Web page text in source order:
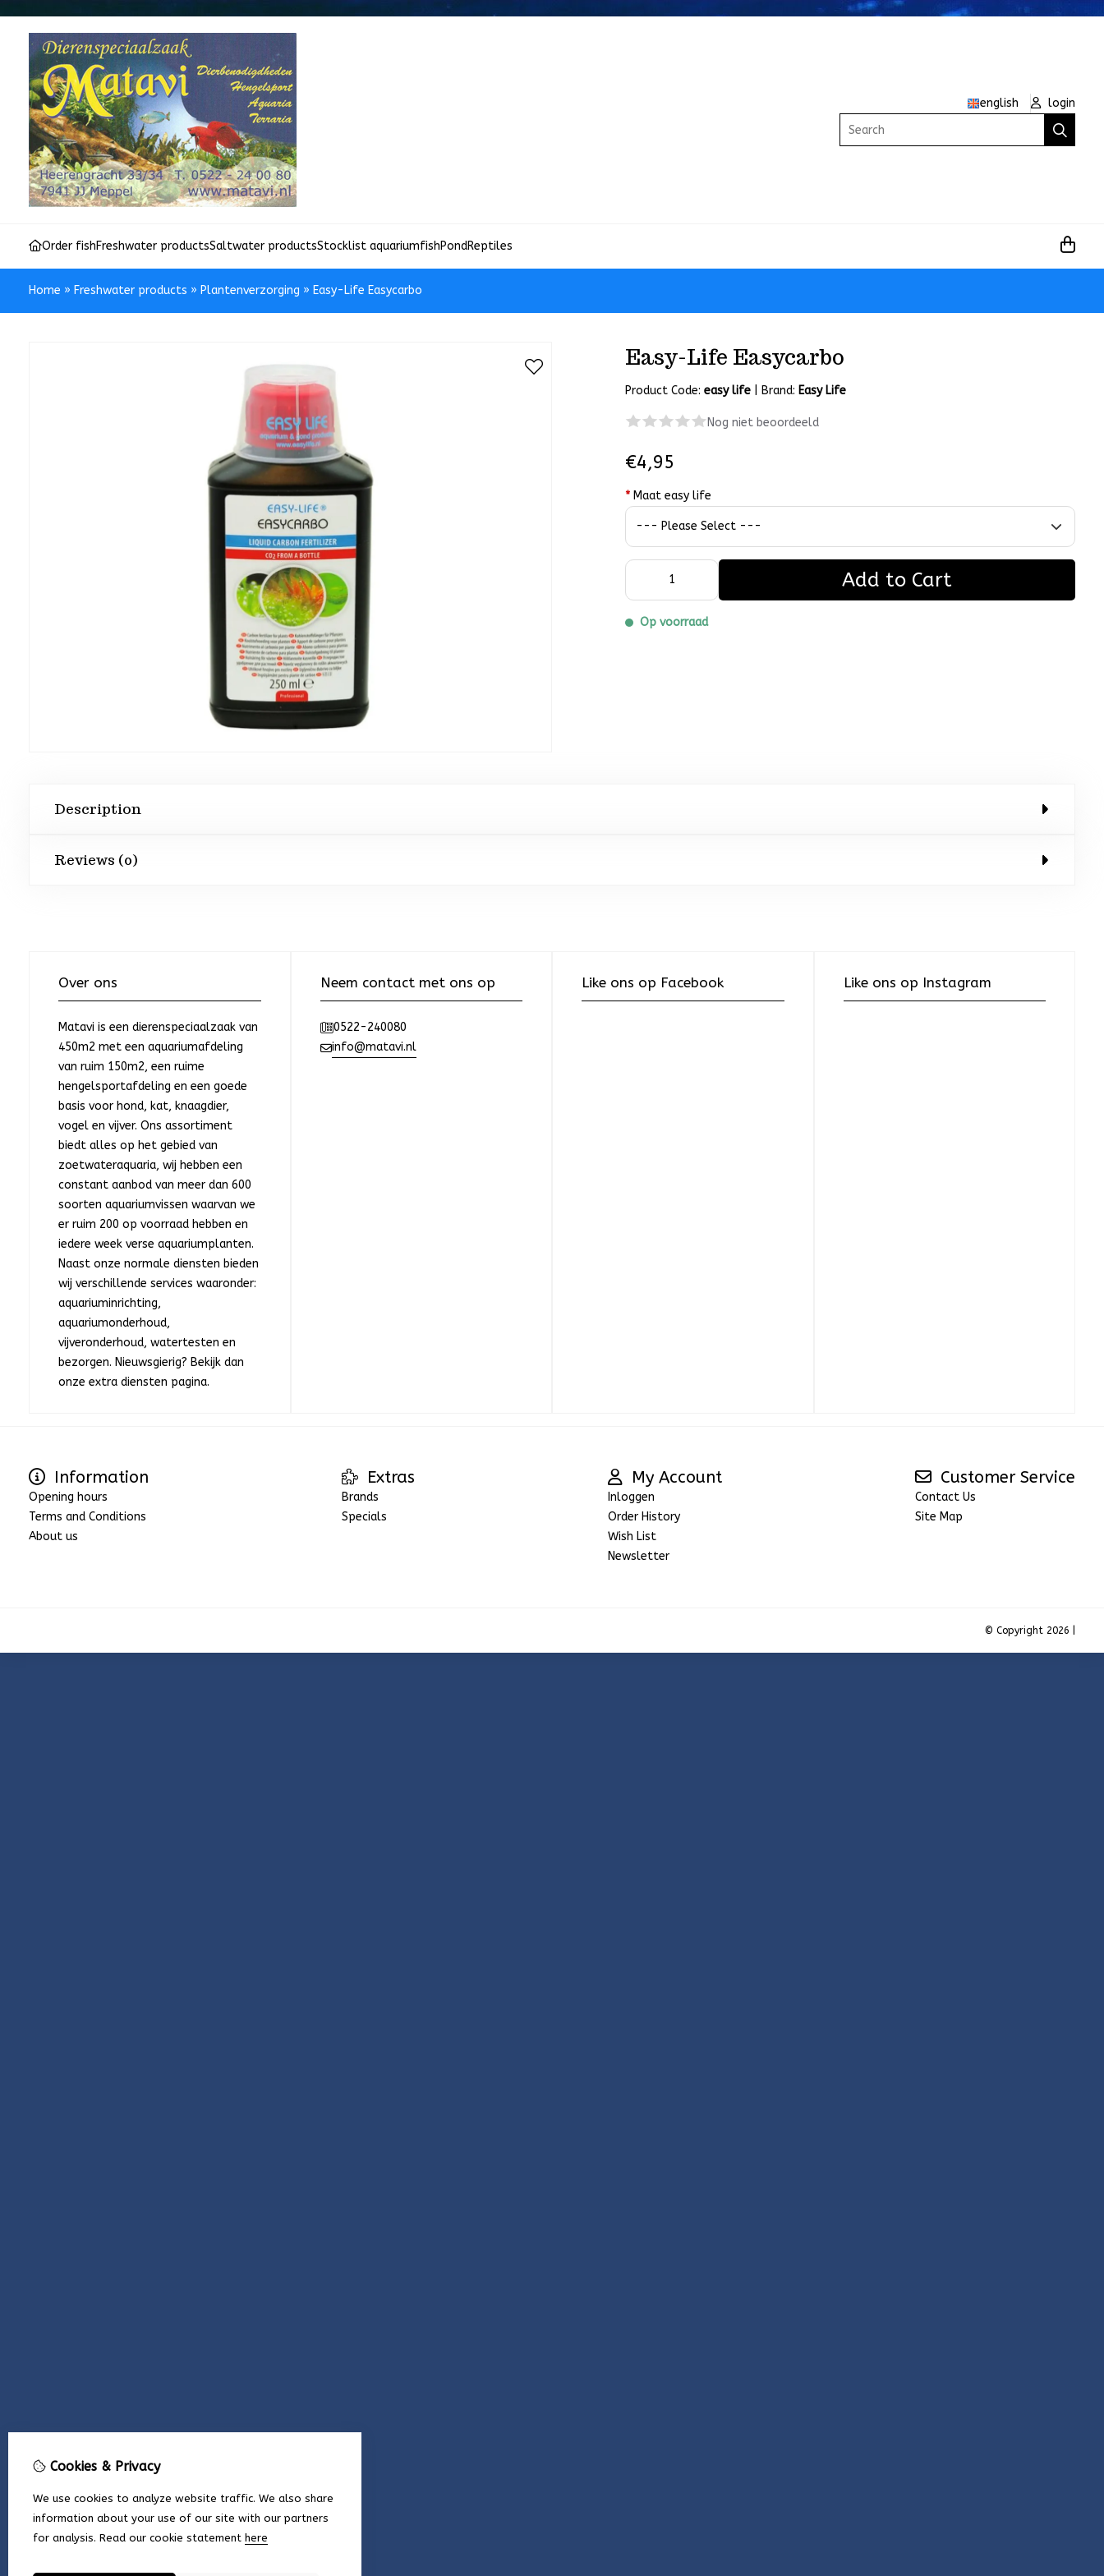
english
login
Search
Order fishFreshwater productsSaltwater productsStocklist aquariumfishPondReptiles
Home » Freshwater products » Plantenverzorging » Easy-Life Easycarbo
Easy-Life Easycarbo
Product Code:easy life Brand: Easy Life
Nog niet beoordeeld
€4,95
* Maat easy life
Add to Cart
Op voorraad
Description
Reviews (0)
Over ons
Matavi is een dierenspeciaalzaak van
450m2 met een aquariumafdeling
van ruim 150m2, een ruime
hengelsportafdeling en een goede
basis voor hond, kat, knaagdier,
vogel en vijver. Ons assortiment
biedt alles op het gebied van
zoetwateraquaria, wij hebben een
constant aanbod van meer dan 600
soorten aquariumvissen waarvan we
er ruim 200 op voorraad hebben en
iedere week verse aquariumplanten.
Naast onze normale diensten bieden
wij verschillende services waaronder:
aquariuminrichting,
aquariumonderhoud,
vijveronderhoud, watertesten en
bezorgen. Nieuwsgierig? Bekijk dan
onze extra diensten pagina.
Neem contact met ons op
0522-240080
info@matavi.nl
Like ons op Facebook Like ons op Instagram
Information
Opening hours
Terms and Conditions
About us
Extras
Brands
Specials
My Account
Inloggen
Order History
Wish List
Newsletter
Customer Service
Contact Us
Site Map
© Copyright 2026 |
Cookies & Privacy
We use cookies to analyze website traffic. We also share
information about your use of our site with our partners
for analysis. Read our cookie statement here